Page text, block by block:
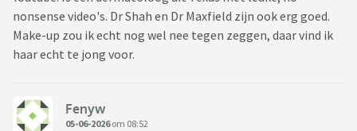
nonsense video's. Dr Shah en Dr Maxfield zijn ook erg goed.
Make-up zou ik echt nog wel nee tegen zeggen, daar vind ik
haar echt te jong voor.
Fenyw
05-06-2026om 08:52